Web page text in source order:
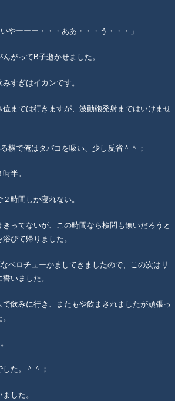
やーーー・・・ああ・・・う・・・」
がってB子逝かせました。
すぎはイカンです。
位までは行きますが、波動砲発射まではいけませ
横で俺はタバコを吸い、少し反省＾＾；
半。
時間しか寝れない。
ってないが、この時間なら検問も無いだろうと
びて帰りました。
ベロチューかましてきましたので、この次はリ
いました。
飲みに行き、またもや飲まされましたが頑張っ
た。＾＾；
した。